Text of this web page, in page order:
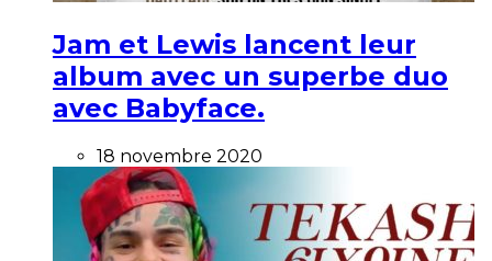
Jam et Lewis lancent leur
album avec un superbe duo
avec Babyface.
18 novembre 2020